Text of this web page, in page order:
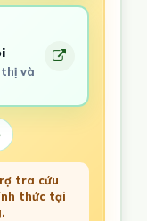
và
tra cứu
thức tại